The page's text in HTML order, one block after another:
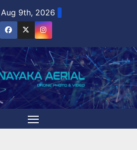
Aug 9th, 2026